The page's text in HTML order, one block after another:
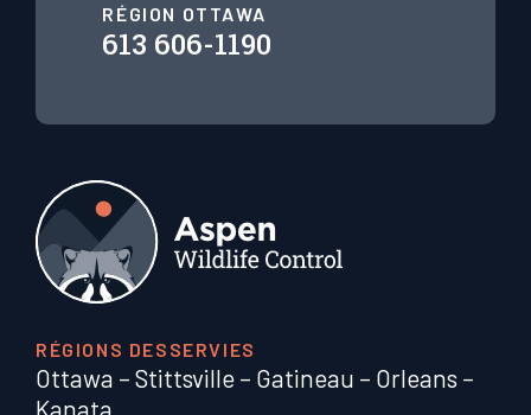
RÉGION OTTAWA
613 606-1190
RÉGIONS DESSERVIES
Ottawa – Stittsville – Gatineau – Orleans –
Kanata